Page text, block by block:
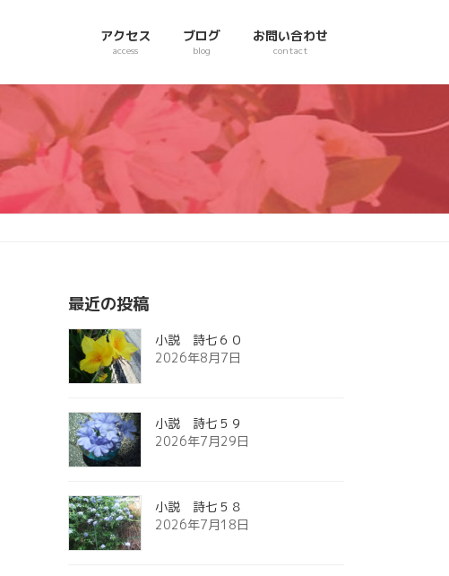
アクセス
access
ブログ
blog
お問い合わせ
contact
最近の投稿
小説 詩七６０
2026年8月7日
小説 詩七５９
2026年7月29日
小説 詩七５８
2026年7月18日